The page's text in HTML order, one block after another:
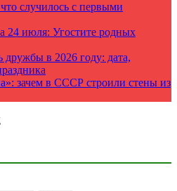
случилось с первыми
24 июля: Угостите родных
в 2026 году: дата,
зачем в СССР строили стены из